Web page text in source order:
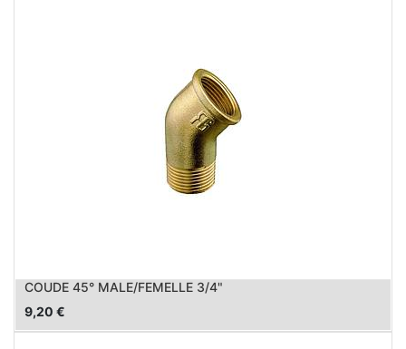
COUDE 45° MALE/FEMELLE 3/4"
9,20 €